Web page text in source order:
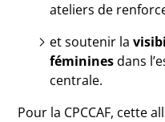
ateliers de
et soutenir la
fémininesdans
centrale.
Pour la CPCCAF, cette